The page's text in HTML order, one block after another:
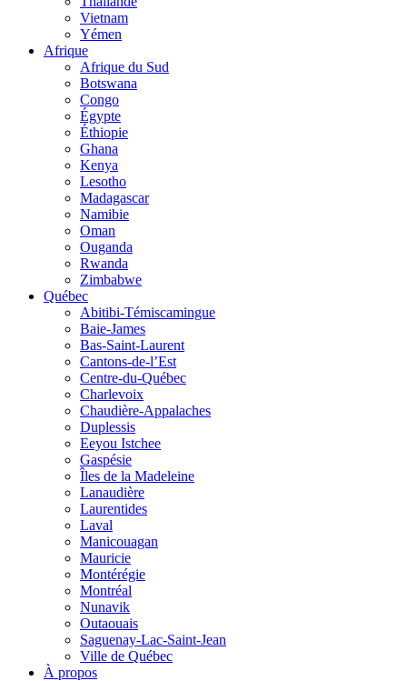
Vietnam
Yémen
Afrique
Afrique du Sud
Botswana
Congo
Égypte
Éthiopie
Ghana
Kenya
Lesotho
Madagascar
Namibie
Oman
Ouganda
Rwanda
Zimbabwe
Québec
Abitibi-Témiscamingue
Baie-James
Bas-Saint-Laurent
Cantons-de-l’Est
Centre-du-Québec
Charlevoix
Chaudière-Appalaches
Duplessis
Eeyou Istchee
Gaspésie
Îles de la Madeleine
Lanaudière
Laurentides
Laval
Manicouagan
Mauricie
Montérégie
Montréal
Nunavik
Outaouais
Saguenay-Lac-Saint-Jean
Ville de Québec
À propos